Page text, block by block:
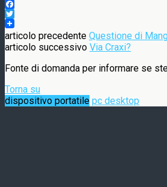
Facebook
Twitter
articolo precedente Questione di
articolo successivo Via Craxi?
Fonte di domanda per informare se
Torna su
dispositivo portatile pc desktop